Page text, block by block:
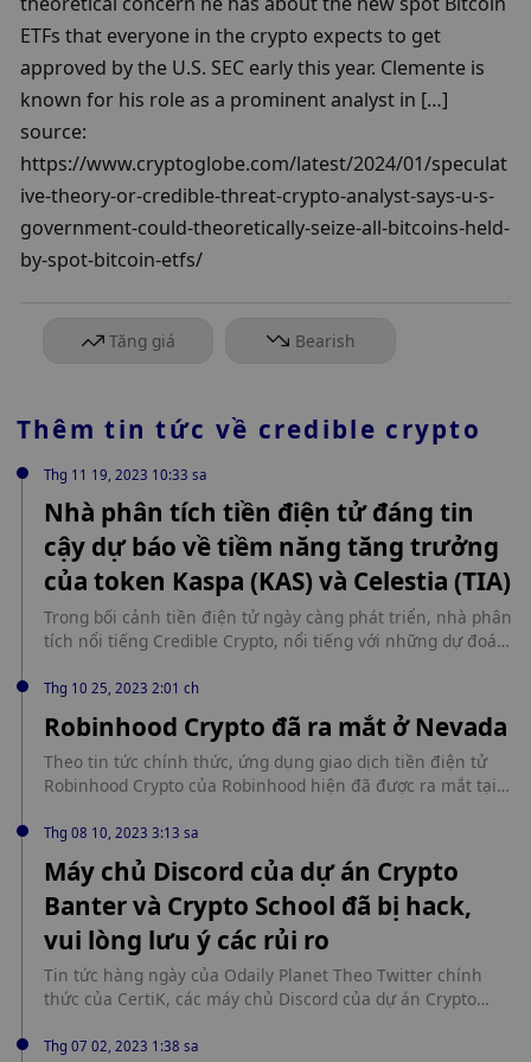
ETFs that everyone in the crypto expects to get
approved by the U.S. SEC early this year. Clemente is
known for his role as a prominent analyst in […]
source:
https://www.cryptoglobe.com/latest/2024/01/speculat
ive-theory-or-credible-threat-crypto-analyst-says-u-s-
government-could-theoretically-seize-all-bitcoins-held-
by-spot-bitcoin-etfs/
Tăng giá Bearish
Thêm tin tức về credible crypto
Thg 11 19, 2023 10:33 sa
Nhà phân tích tiền điện tử đáng tin
cậy dự báo về tiềm năng tăng trưởng
của token Kaspa (KAS) và Celestia (TIA)
Trong bối cảnh tiền điện tử ngày càng phát triển, nhà phân
tích nổi tiếng Credible Crypto, nổi tiếng với những dự đoán
dẫn về hai tài sản kỹ thuật số đang phát triển – Kaspa (KAS)
và Celestia (TIA). Với lượng người theo dõi đông đảo và sự
hiểu biết sâu sắc về xu hướng thị trường, các dự đoán của
Credible Crypto đã khuấy động sự mong đợi trong cộng
đồng tiền điện tử.&middot Để biết toàn bộ câu chuyện, hãy
Thg 10 25, 2023 2:01 ch
Robinhood Crypto đã ra mắt ở Nevada
Theo tin tức chính thức, ứng dụng giao dịch tiền điện tử
Robinhood Crypto của Robinhood hiện đã được ra mắt tại
loại tiền điện tử.
Thg 08 10, 2023 3:13 sa
Máy chủ Discord của dự án Crypto
Banter và Crypto School đã bị hack,
vui lòng lưu ý các rủi ro
Tin tức hàng ngày của Odaily Planet Theo Twitter chính
thức của CertiK, các máy chủ Discord của dự án Crypto
bất kỳ liên kết nào, đúc hoặc phê duyệt bất kỳ giao dịch nào
Thg 07 02, 2023 1:38 sa